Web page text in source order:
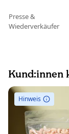
Presse &
Wiederverkäufer
Kund:innen
Hinweis